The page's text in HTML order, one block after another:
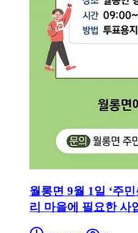
월롱면 9월 1일 ‘주
리 마을에 필요한 사